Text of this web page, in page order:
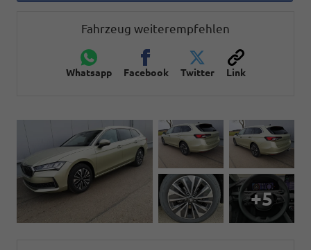
Fahrzeug weiterempfehlen
Whatsapp Facebook Twitter Link
+5